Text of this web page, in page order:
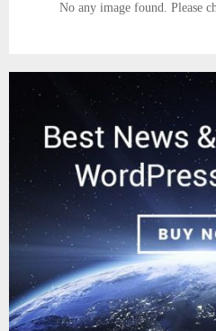
No any image found. Please